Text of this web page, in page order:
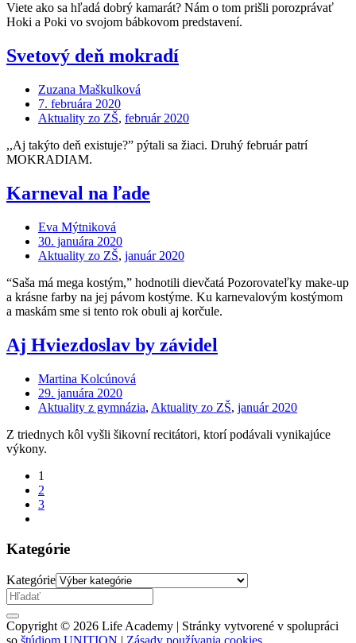
Viete ako sa hľadá dobrý kamarát? Nám o tom prišli porozprávať
Hoki a Poki vo svojom bábkovom predstavení.
Svetový deň mokradí
Zuzana Maškulková
7. februára 2020
Aktuality zo ZŠ, február 2020
,,Aj takýto deň existuje?” pýtali sa žiaci. Druhý február patrí
MOKRADIAM.
Karneval na ľade
Eva Mýtniková
30. januára 2020
Aktuality zo ZŠ, január 2020
“Saša má mega kostým,” hodnotili dievčatá Pozorovateľky make-up
a krásne farby na jej pávom kostýme. Ku karnevalovým kostýmom
a maskám sme si tento rok obuli aj korčule.
Aj Hviezdoslav by závidel
Martina Kolcúnová
29. januára 2020
Aktuality z gymnázia, Aktuality zo ZŠ, január 2020
Z triednych kôl vyšli šikovní recitátori, ktorí podávali vynikajúce
výkony.
1
2
3
Kategórie
Kategórie
Copyright © 2026 Life Academy | Stránky vytvorené v spolupráci